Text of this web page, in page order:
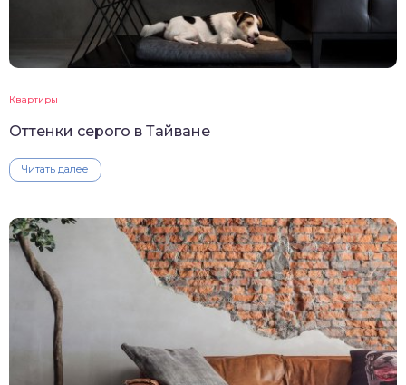
Квартиры
Оттенки серого в Тайване
Читать далее